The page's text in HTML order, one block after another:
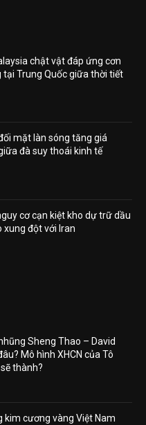
chật vật đáp ứng cơn
tại Trung Quốc giữa thời tiết
mặt làn sóng tăng giá
đà suy thoái kinh tế
cơ cạn kiệt kho dự trữ dầu
xung đột với Iran
Sheng Thao – David
Mô hình XHCN của Tô
thành?
kim cương vàng Việt Nam